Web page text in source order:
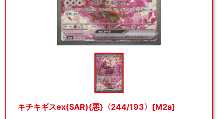
ィキチキギスex(SAR){悪}〈244/193〉[M2a]